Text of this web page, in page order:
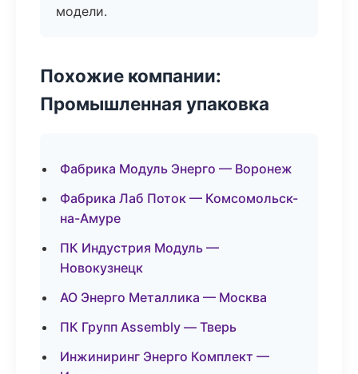
модели.
Похожие компании:
Промышленная упаковка
Фабрика Модуль Энерго — Воронеж
Фабрика Лаб Поток — Комсомольск-
на-Амуре
ПК Индустрия Модуль —
Новокузнецк
АО Энерго Металлика — Москва
ПК Групп Assembly — Тверь
Инжиниринг Энерго Комплект —